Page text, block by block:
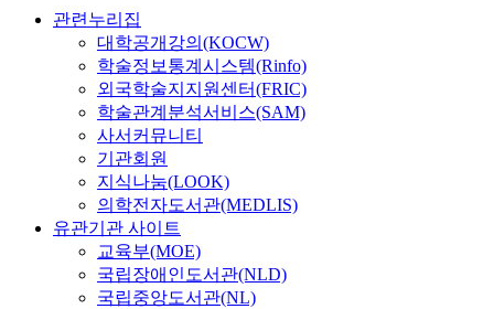
관련누리집
대학공개강의(KOCW)
학술정보통계시스템(Rinfo)
외국학술지지원센터(FRIC)
학술관계분석서비스(SAM)
사서커뮤니티
기관회원
지식나눔(LOOK)
의학전자도서관(MEDLIS)
유관기관 사이트
교육부(MOE)
국립장애인도서관(NLD)
국립중앙도서관(NL)